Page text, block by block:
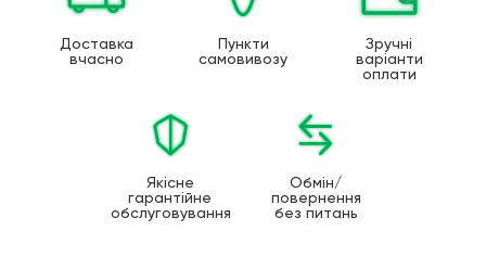
Доставка
вчасно
Пункти
самовивозу
Зручні
варіанти
оплати
Якісне
гарантійне
обслуговування
Обмін/
повернення
без питань